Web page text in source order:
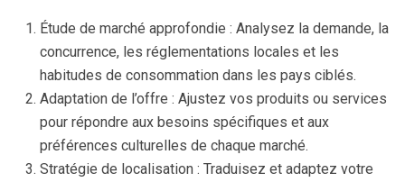
Étude de marché approfondie : Analysez la demande, la
concurrence, les réglementations locales et les
habitudes de consommation dans les pays ciblés.
Adaptation de l’offre : Ajustez vos produits ou services
pour répondre aux besoins spécifiques et aux
préférences culturelles de chaque marché.
Stratégie de localisation : Traduisez et adaptez votre